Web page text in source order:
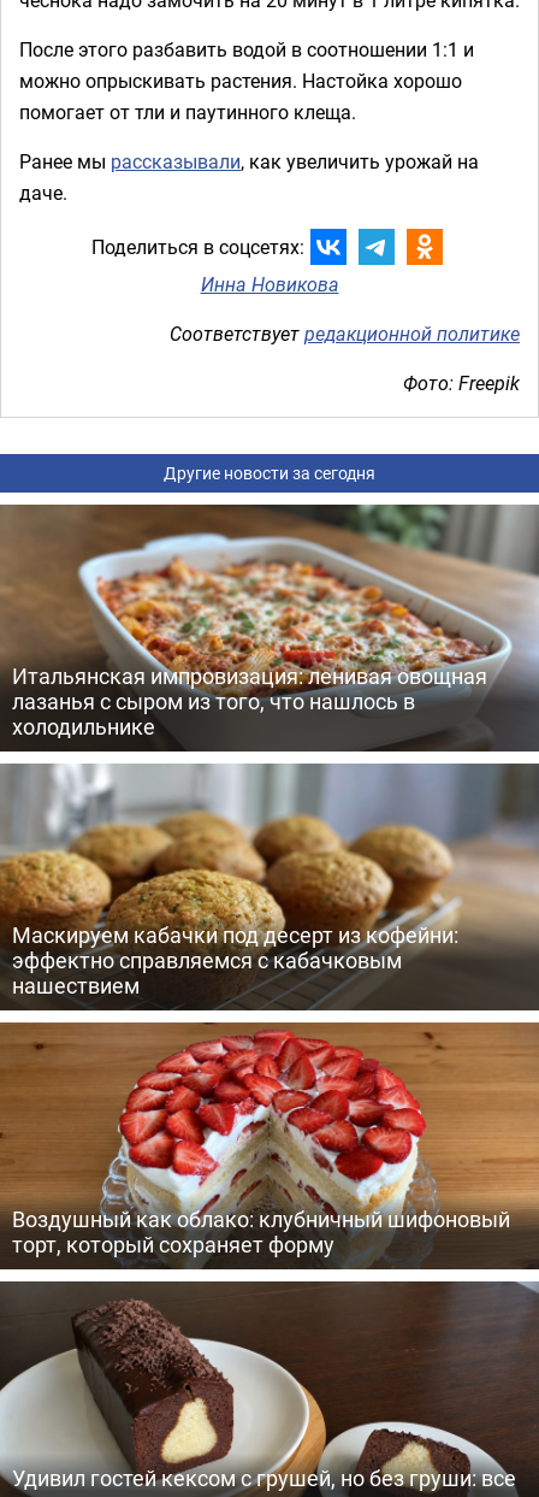
После этого разбавить водой в соотношении 1:1 и
можно опрыскивать растения. Настойка хорошо
помогает от тли и паутинного клеща.
Ранее мы рассказывали, как увеличить урожай на
даче.
Поделиться в соцсетях:
Инна Новикова
Соответствуетредакционной политике
Фото: Freepik
Другие новости за сегодня
Итальянская импровизация: ленивая овощная
лазанья с сыром из того, что нашлось в
холодильнике
Маскируем кабачки под десерт из кофейни:
эффектно справляемся с кабачковым
нашествием
Воздушный как облако: клубничный шифоновый
торт, который сохраняет форму
Удивил гостей кексом с грушей, но без груши: все